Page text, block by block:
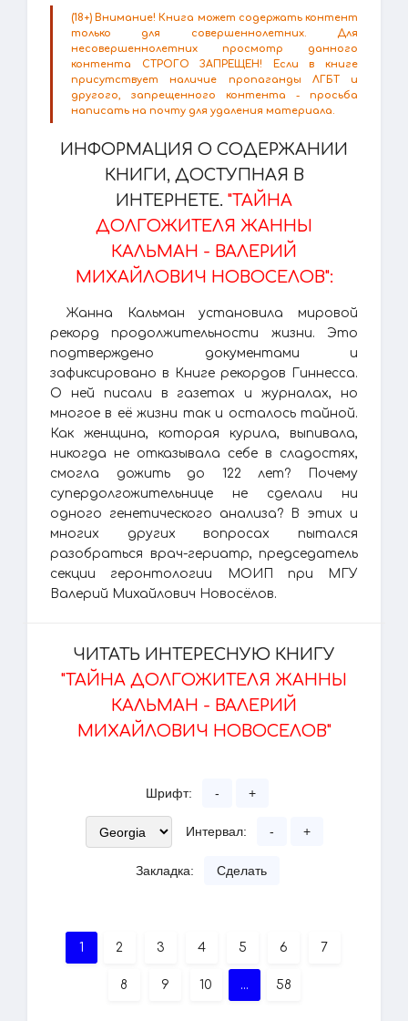
(18+) Внимание! Книга может содержать контент
только для совершеннолетних. Для
несовершеннолетних просмотр данного
контента СТРОГО ЗАПРЕЩЕН! Если в книге
присутствует наличие пропаганды ЛГБТ и
другого, запрещенного контента - просьба
написать на почту для удаления материала.
ИНФОРМАЦИЯ О СОДЕРЖАНИИ
КНИГИ, ДОСТУПНАЯ В
ИНТЕРНЕТЕ. "ТАЙНА
ДОЛГОЖИТЕЛЯ ЖАННЫ
КАЛЬМАН - ВАЛЕРИЙ
МИХАЙЛОВИЧ НОВОСЕЛОВ":
Жанна Кальман установила мировой
рекорд продолжительности жизни. Это
подтверждено документами и
зафиксировано в Книге рекордов Гиннесса.
О ней писали в газетах и журналах, но
многое в её жизни так и осталось тайной.
Как женщина, которая курила, выпивала,
никогда не отказывала себе в сладостях,
смогла дожить до 122 лет? Почему
супердолгожительнице не сделали ни
одного генетического анализа? В этих и
многих других вопросах пытался
разобраться врач-гериатр, председатель
секции геронтологии МОИП при МГУ
Валерий Михайлович Новосёлов.
ЧИТАТЬ ИНТЕРЕСНУЮ КНИГУ
"ТАЙНА ДОЛГОЖИТЕЛЯ ЖАННЫ
КАЛЬМАН - ВАЛЕРИЙ
МИХАЙЛОВИЧ НОВОСЕЛОВ"
Шрифт: - +
Интервал: - +
Закладка: Сделать
1 2 3 4 5 6 7
8 9 10 ... 58